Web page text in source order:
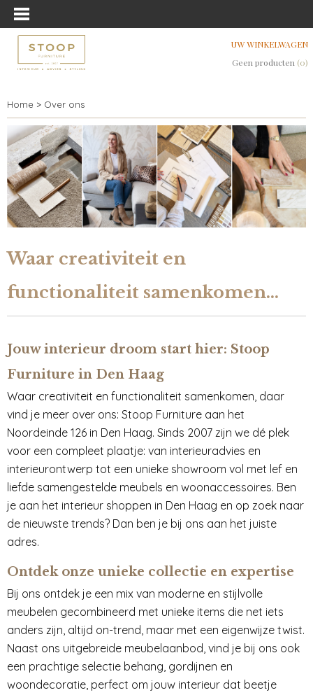
UW WINKELWAGEN
Geen producten (0)
Home > Over ons
Waar creativiteit en
functionaliteit samenkomen…
Jouw interieur droom start hier: Stoop
Furniture in Den Haag
Waar creativiteit en functionaliteit samenkomen, daar
vind je meer over ons: Stoop Furniture aan het
Noordeinde 126 in Den Haag. Sinds 2007 zijn we dé plek
voor een compleet plaatje: van interieuradvies en
interieurontwerp tot een unieke showroom vol met lef en
liefde samengestelde meubels en woonaccessoires. Ben
je aan het interieur shoppen in Den Haag en op zoek naar
de nieuwste trends? Dan ben je bij ons aan het juiste
adres.
Ontdek onze unieke collectie en expertise
Bij ons ontdek je een mix van moderne en stijlvolle
meubelen gecombineerd met unieke items die net iets
anders zijn, altijd on-trend, maar met een eigenwijze twist.
Naast ons uitgebreide meubelaanbod, vind je bij ons ook
een prachtige selectie behang, gordijnen en
woondecoratie, perfect om jouw interieur dat beetje